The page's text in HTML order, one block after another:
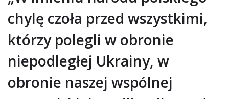
chylę czoła przed wszystkimi,
którzy polegli w obronie
niepodległej Ukrainy, w
obronie naszej wspólnej